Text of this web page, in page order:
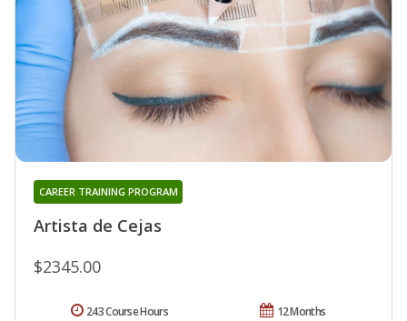
Artista de Cejas
CAREER TRAINING PROGRAM
$2345.00
12 Months
243 Course Hours